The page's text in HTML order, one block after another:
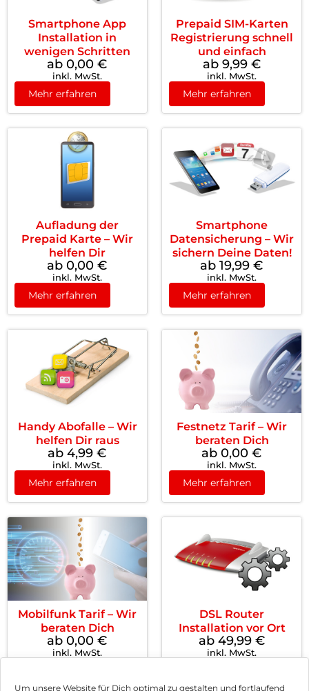
Um unsere Website für Dich optimal zu gestalten und fortlaufend
Smartphone App
Installation in
wenigen Schritten
ab 0,00 €
inkl. MwSt.
Mehr erfahren
Prepaid SIM-Karten
Registrierung schnell
und einfach
ab 9,99 €
inkl. MwSt.
Mehr erfahren
Aufladung der
Prepaid Karte – Wir
helfen Dir
ab 0,00 €
inkl. MwSt.
Mehr erfahren
Smartphone
Datensicherung – Wir
sichern Deine Daten!
ab 19,99 €
inkl. MwSt.
Mehr erfahren
Handy Abofalle – Wir
helfen Dir raus
ab 4,99 €
inkl. MwSt.
Mehr erfahren
Festnetz Tarif – Wir
beraten Dich
ab 0,00 €
inkl. MwSt.
Mehr erfahren
Mobilfunk Tarif – Wir
beraten Dich
ab 0,00 €
inkl. MwSt.
DSL Router
Installation vor Ort
ab 49,99 €
inkl. MwSt.